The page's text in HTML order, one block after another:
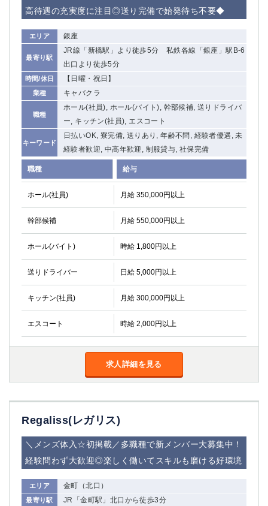
高待遇の充実度に注目◎送り完備で始発待ち不要◆
エリア 銀座
最寄り駅
JR線「新橋駅」より徒歩5分 私鉄各線「銀座」駅B-6
出口より徒歩5分
時間/休日 【日曜・祝日】
業種 キャバクラ
職種
ホール(社員), ホール(バイト), 幹部候補, 送りドライバ
ー, キッチン(社員), エスコート
キーワード
日払いOK, 寮完備, 送りあり, 年齢不問, 経験者優遇, 未
経験者歓迎, 中高年歓迎, 制服貸与, 社保完備
職種 給与
ホール(社員) 月給 350,000円以上
幹部候補 月給 550,000円以上
ホール(バイト) 時給 1,800円以上
送りドライバー 日給 5,000円以上
キッチン(社員) 月給 300,000円以上
エスコート 時給 2,000円以上
求人詳細を見る
Regaliss(レガリス)
＼メンズ体入☆初掲載／多職種で新メンバー大募集中！
経験問わず大歓迎◎楽しく働いてスキルも磨ける好環境
エリア 金町（北口）
最寄り駅 JR「金町駅」北口から徒歩3分
戸塚
たまプラーザ
大船
相模原
厚木
埼玉県
大宮
志木
川越
草加
南浦和
所沢
熊谷
獨協大学前＜草加松原＞ 北浦和（西口）
春日部
川口
蕨
千葉県
船橋
津田沼
成田
千葉
西船橋
佐倉
柏（西口）
木更津
柏（東口）
下総中山
東金
浦安
茨城県
土浦 ひたち野うしく
群馬県